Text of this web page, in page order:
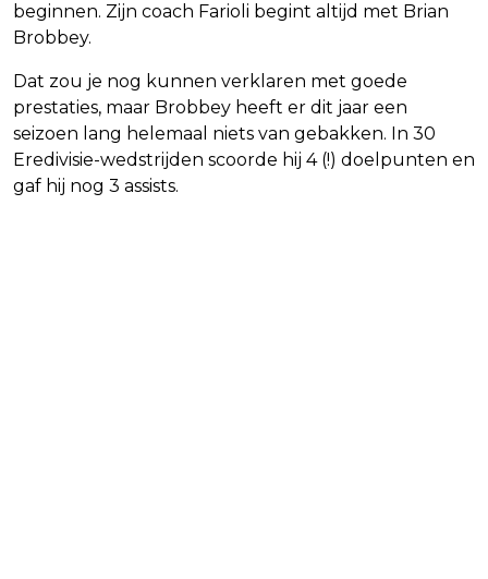
beginnen. Zijn coach Farioli begint altijd met Brian
Brobbey.
Dat zou je nog kunnen verklaren met goede
prestaties, maar Brobbey heeft er dit jaar een
seizoen lang helemaal niets van gebakken. In 30
Eredivisie-wedstrijden scoorde hij 4 (!) doelpunten en
gaf hij nog 3 assists.